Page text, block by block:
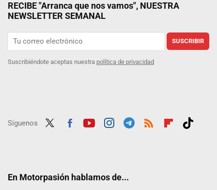
RECIBE "Arranca que nos vamos", NUESTRA
NEWSLETTER SEMANAL
SUSCRIBIR
Suscribiéndote aceptas nuestra política de privacidad
Síguenos
En Motorpasión hablamos de...